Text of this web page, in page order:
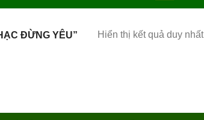
ĐỪNG YÊU” Hiển thị kết quả duy nhất